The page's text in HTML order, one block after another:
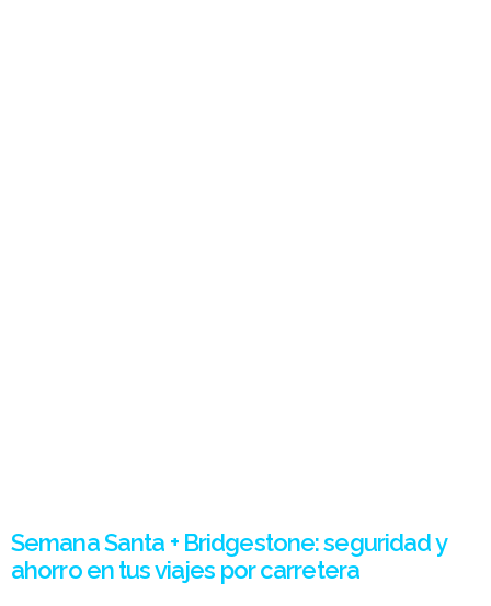
Semana Santa + Bridgestone: seguridad y
ahorro en tus viajes por carretera